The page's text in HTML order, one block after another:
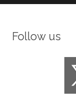
Follow us